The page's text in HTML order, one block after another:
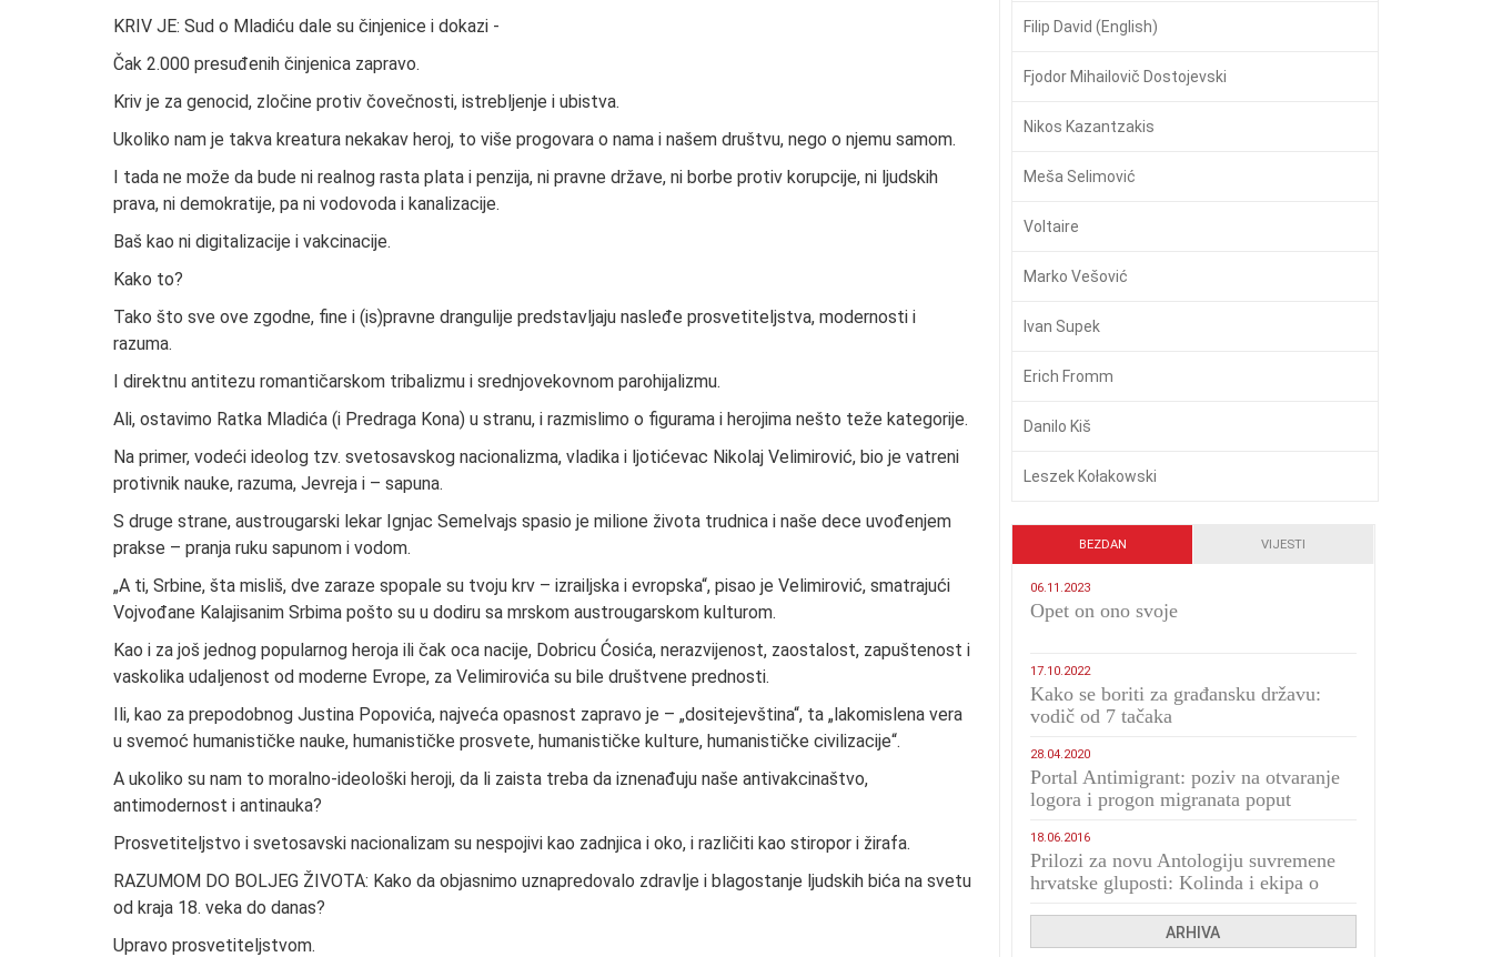
KRIV JE: Sud o Mladiću dale su činjenice i dokazi -
Čak 2.000 presuđenih činjenica zapravo.
Kriv je za genocid, zločine protiv čovečnosti, istrebljenje i ubistva.
Ukoliko nam je takva kreatura nekakav heroj, to više progovara o nama i našem društvu, nego o njemu samom.
I tada ne može da bude ni realnog rasta plata i penzija, ni pravne države, ni borbe protiv korupcije, ni ljudskih
prava, ni demokratije, pa ni vodovoda i kanalizacije.
Baš kao ni digitalizacije i vakcinacije.
Kako to?
Tako što sve ove zgodne, fine i (is)pravne drangulije predstavljaju nasleđe prosvetiteljstva, modernosti i
razuma.
I direktnu antitezu romantičarskom tribalizmu i srednjovekovnom parohijalizmu.
Ali, ostavimo Ratka Mladića (i Predraga Kona) u stranu, i razmislimo o figurama i herojima nešto teže kategorije.
Na primer, vodeći ideolog tzv. svetosavskog nacionalizma, vladika i ljotićevac Nikolaj Velimirović, bio je vatreni
protivnik nauke, razuma, Jevreja i – sapuna.
S druge strane, austrougarski lekar Ignjac Semelvajs spasio je milione života trudnica i naše dece uvođenjem
prakse – pranja ruku sapunom i vodom.
„A ti, Srbine, šta misliš, dve zaraze spopale su tvoju krv – izrailjska i evropska“, pisao je Velimirović, smatrajući
Vojvođane Kalajisanim Srbima pošto su u dodiru sa mrskom austrougarskom kulturom.
Kao i za još jednog popularnog heroja ili čak oca nacije, Dobricu Ćosića, nerazvijenost, zaostalost, zapuštenost i
vaskolika udaljenost od moderne Evrope, za Velimirovića su bile društvene prednosti.
Ili, kao za prepodobnog Justina Popovića, najveća opasnost zapravo je – „dositejevština“, ta „lakomislena vera
u svemoć humanističke nauke, humanističke prosvete, humanističke kulture, humanističke civilizacije“.
A ukoliko su nam to moralno-ideološki heroji, da li zaista treba da iznenađuju naše antivakcinaštvo,
antimodernost i antinauka?
Prosvetiteljstvo i svetosavski nacionalizam su nespojivi kao zadnjica i oko, i različiti kao stiropor i žirafa.
RAZUMOM DO BOLJEG ŽIVOTA: Kako da objasnimo uznapredovalo zdravlje i blagostanje ljudskih bića na svetu
od kraja 18. veka do danas?
Upravo prosvetiteljstvom.
Filip David (English)
Fjodor Mihailovič Dostojevski
Nikos Kazantzakis
Meša Selimović
Voltaire
Marko Vešović
Ivan Supek
Erich Fromm
Danilo Kiš
Leszek Kołakowski
BEZDAN VIJESTI
06.11.2023
​Opet on ono svoje
17.10.2022
Kako se boriti za građansku državu:
vodič od 7 tačaka
28.04.2020
Portal Antimigrant: poziv na otvaranje
logora i progon migranata poput
18.06.2016
Prilozi za novu Antologiju suvremene
hrvatske gluposti: Kolinda i ekipa o
ARHIVA